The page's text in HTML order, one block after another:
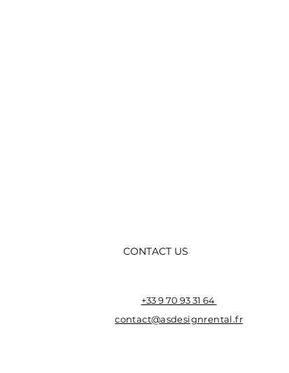
CONTACT US
+33 9 70 93 31 64
contact@asdesignrental.fr